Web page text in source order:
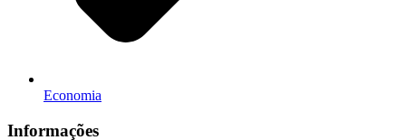
Economia
Informações